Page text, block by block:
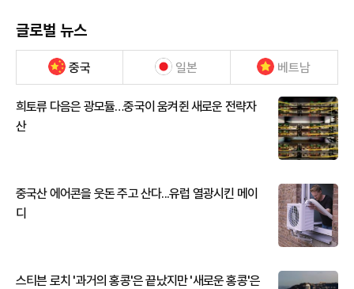
글로벌 뉴스
중국 일본 베트남
희토류 다음은 광모듈…중국이 움켜쥔 새로운 전략자
산
중국산 에어콘을 웃돈 주고 산다...유럽 열광시킨 메이
디
스티븐 로치 '과거의 홍콩'은 끝났지만 '새로운 홍콩'은